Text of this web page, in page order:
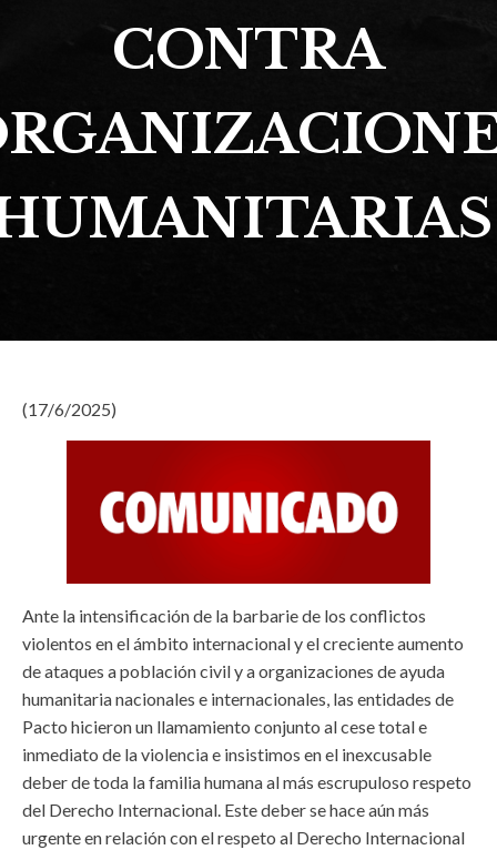
CONTRA
(17/6/2025)
Ante la intensificación de la barbarie de los conflictos
violentos en el ámbito internacional y el creciente aumento
de ataques a población civil y a organizaciones de ayuda
humanitaria nacionales e internacionales, las entidades de
Pacto hicieron un llamamiento conjunto al cese total e
inmediato de la violencia e insistimos en el inexcusable
deber de toda la familia humana al más escrupuloso respeto
del Derecho Internacional. Este deber se hace aún más
urgente en relación con el respeto al Derecho Internacional